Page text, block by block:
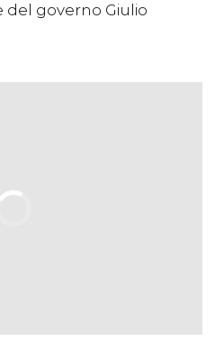
del governo Giulio